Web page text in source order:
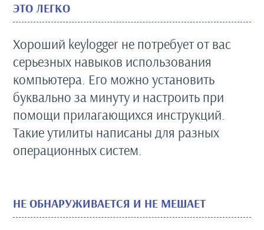
ЭТО ЛЕГКО
Хороший keylogger не потребует от вас
серьезных навыков использования
компьютера. Его можно установить
буквально за минуту и настроить при
помощи прилагающихся инструкций.
Такие утилиты написаны для разных
операционных систем.
НЕ ОБНАРУЖИВАЕТСЯ И НЕ МЕШАЕТ